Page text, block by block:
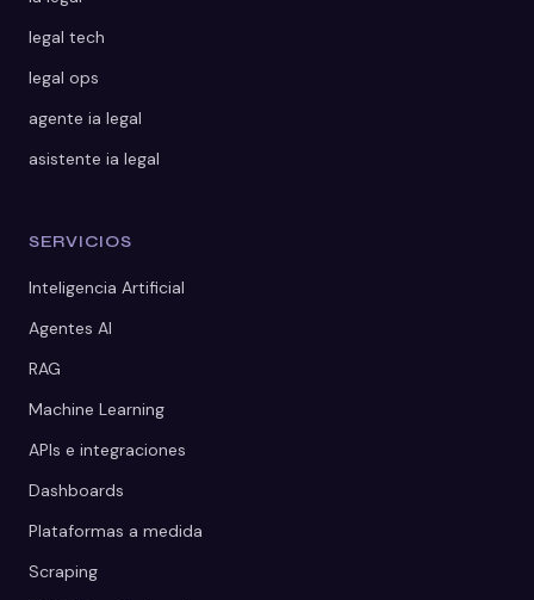
legal tech
legal ops
agente ia legal
asistente ia legal
SERVICIOS
Inteligencia Artificial
Agentes AI
RAG
Machine Learning
APIs e integraciones
Dashboards
Plataformas a medida
Scraping